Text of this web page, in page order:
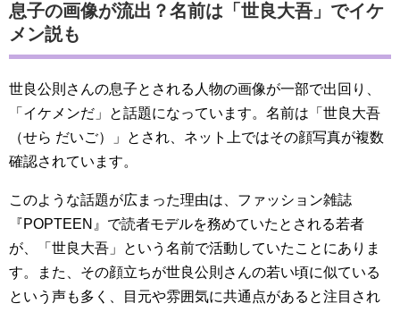
息子の画像が流出？名前は「世良大吾」でイケ
メン説も
世良公則さんの息子とされる人物の画像が一部で出回り、
「イケメンだ」と話題になっています。名前は「世良大吾
（せら だいご）」とされ、ネット上ではその顔写真が複数
確認されています。
このような話題が広まった理由は、ファッション雑誌
『POPTEEN』で読者モデルを務めていたとされる若者
が、「世良大吾」という名前で活動していたことにありま
す。また、その顔立ちが世良公則さんの若い頃に似ている
という声も多く、目元や雰囲気に共通点があると注目され